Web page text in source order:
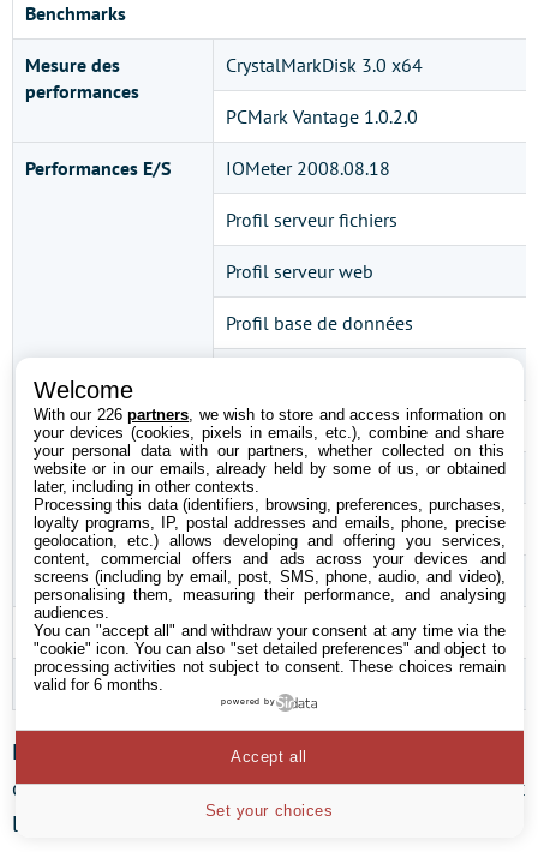
Benchmarks
Mesure des
performances
CrystalMarkDisk 3.0 x64
PCMark Vantage 1.0.2.0
Performances E/S IOMeter 2008.08.18
Profil serveur fichiers
Profil serveur web
Profil base de données
Lecture séquentielle
Ecriture séquentielle
Lecture aléatoire de blocs 4 Ko
Ecriture aléatoire de blocs 4 Ko
Logiciels & pilotes
OS
Le données ont été réparties de manière très
classique : le SSD accueille le système d’exploitation et
les programmes tandis que les jeux, dossiers
Welcome
With our 226partners , we wish to store and access information on
your devices (cookies, pixels in emails, etc.), combine and share
your personal data with our partners, whether collected on this
website or in our emails, already held by some of us, or obtained
later, including in other contexts.
Processing this data (identifiers, browsing, preferences, purchases,
loyalty programs, IP, postal addresses and emails, phone, precise
geolocation, etc.) allows developing and offering you services,
content, commercial offers and ads across your devices and
screens (including by email, post, SMS, phone, audio, and video),
personalising them, measuring their performance, and analysing
audiences.
You can "accept all" and withdraw your consent at any time via the
"cookie" icon. You can also "set detailed preferences" and object to
processing activities not subject to consent. These choices remain
valid for 6 months.
powered by
Set your choices
Accept all